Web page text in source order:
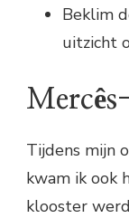
Beklim
uitzicht
Tijdens mijn
kwam ik ook
klooster